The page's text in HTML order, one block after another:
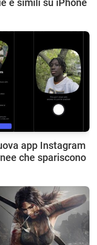
e simili su iPhone
app Instagram
che spariscono